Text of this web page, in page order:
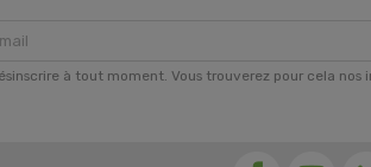
à tout moment. Vous trouverez pour cela